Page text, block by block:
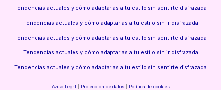
Tendencias actuales y cómo adaptarlas a tu estilo sin sentirte disfrazada
Tendencias actuales y cómo adaptarlas a tu estilo sin ir disfrazada
Tendencias actuales y cómo adaptarlas a tu estilo sin sentirte disfrazada
Tendencias actuales y cómo adaptarlas a tu estilo sin ir disfrazada
Tendencias actuales y cómo adaptarlas a tu estilo sin sentirte disfrazada
Aviso Legal Protección de datos| Política de cookies